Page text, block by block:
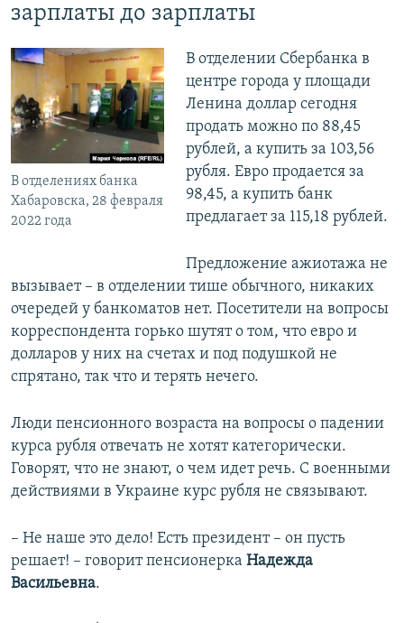
зарплаты до зарплаты
В отделениях банка
Хабаровска, 28 февраля
2022 года
В отделении Сбербанка в
центре города у площади
Ленина доллар сегодня
продать можно по 88,45
рублей, а купить за 103,56
рубля. Евро продается за
98,45, а купить банк
предлагает за 115,18 рублей.
Предложение ажиотажа не
вызывает – в отделении тише обычного, никаких
очередей у банкоматов нет. Посетители на вопросы
корреспондента горько шутят о том, что евро и
долларов у них на счетах и под подушкой не
спрятано, так что и терять нечего.
Люди пенсионного возраста на вопросы о падении
курса рубля отвечать не хотят категорически.
Говорят, что не знают, о чем идет речь. С военными
действиями в Украине курс рубля не связывают.
– Не наше это дело! Есть президент – он пусть
решает! – говорит пенсионерка Надежда
Васильевна.